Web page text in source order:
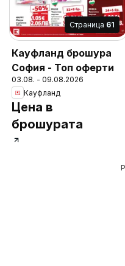
Cтраница 61
Кауфланд брошура
София - Топ оферти
03.08. - 09.08.2026
Кауфланд
Цена в
брошурата